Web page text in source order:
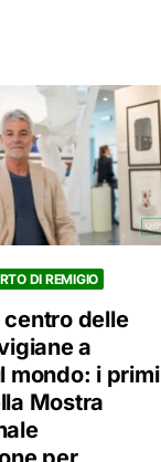
DI REMIGIO
delle
a
mondo: i primi
Mostra